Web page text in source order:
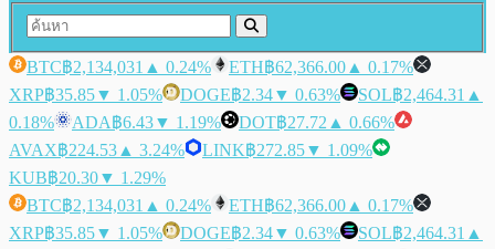
BTC฿2,134,031 ▲ 0.24% ETH฿62,366.00 ▲ 0.17%
XRP฿35.85▼ 1.05% DOGE฿2.34▼ 0.63% SOL฿2,464.31 ▲
0.18%
ADA฿6.43▼ 1.19% DOT฿27.72 ▲ 0.66%
AVAX฿224.53 ▲ 3.24% LINK฿272.85▼ 1.09%
KUB฿20.30▼ 1.29%
BTC฿2,134,031 ▲ 0.24% ETH฿62,366.00 ▲ 0.17%
XRP฿35.85▼ 1.05% DOGE฿2.34▼ 0.63% SOL฿2,464.31 ▲